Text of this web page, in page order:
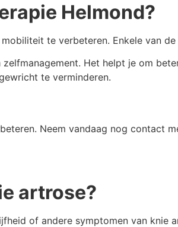
Helmond?
te verbeteren. Enkele van
Het helpt je om
te verminderen.
Neem vandaag nog contact
artrose?
of andere symptomen van knie